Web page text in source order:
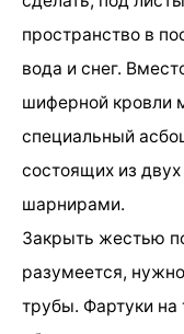
пространство в
вода и снег.
шиферной кровли
специальный
состоящих из
шарнирами.
Закрыть жестью
разумеется,
трубы. Фартуки на